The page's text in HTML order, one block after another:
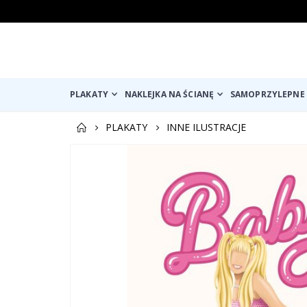
PLAKATY NAKLEJKA NA ŚCIANĘ
PLAKATY
INNE ILUSTRACJE